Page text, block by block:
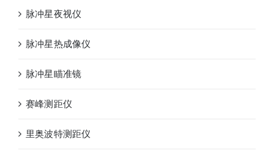
脉冲星夜视仪
脉冲星热成像仪
脉冲星瞄准镜
赛峰测距仪
里奥波特测距仪